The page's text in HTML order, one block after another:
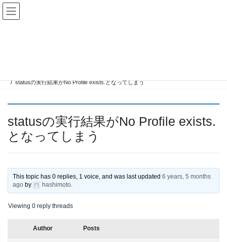
Skip
Skip
statusの実行結果がNo Profile exists.となってしまう
statusの実行結果がNo Profile exists.
となってしまう
This topic has 0 replies, 1 voice, and was last updated6 years, 5 months
ago by hashimoto.
Viewing 0 reply threads
Author Posts